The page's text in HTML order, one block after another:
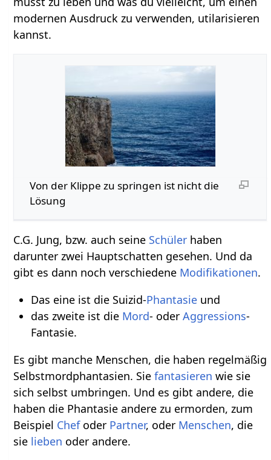
modernen Ausdruck zu verwenden, utilarisieren
kannst.
Von der Klippe zu springen ist nicht die
Lösung
C.G. Jung, bzw. auch seine Schüler haben
darunter zwei Hauptschatten gesehen. Und da
gibt es dann noch verschiedene Modifikationen.
Das eine ist die Suizid-Phantasieund
das zweite ist die Mord- oder Aggressions-
Fantasie.
Es gibt manche Menschen, die haben regelmäßig
Selbstmordphantasien. Siefantasieren wie sie
sich selbst umbringen. Und es gibt andere, die
haben die Phantasie andere zu ermorden, zum
Beispiel Chefoder Partner, oder Menschen, die
sie lieben oder andere.